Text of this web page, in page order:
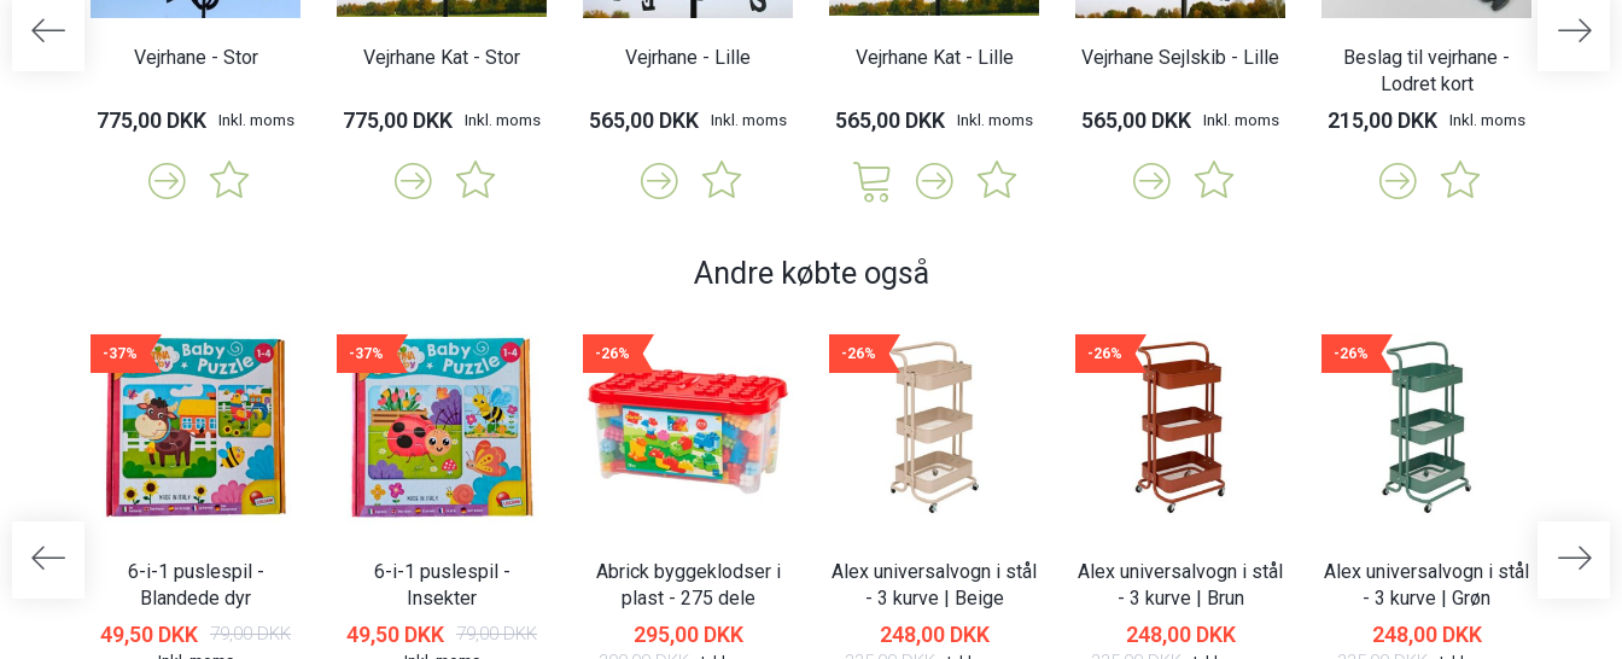
Vejrhane - Stor
775,00 DKK Inkl. moms
Vejrhane Kat - Stor
775,00 DKK Inkl. moms
Vejrhane - Lille
565,00 DKK Inkl. moms
Vejrhane Kat - Lille
565,00 DKK Inkl. moms
Vejrhane Sejlskib - Lille
565,00 DKK Inkl. moms
Beslag til vejrhane -
Lodret kort
215,00 DKK Inkl. moms
Andre købte også
-37%
6-i-1 puslespil -
Blandede dyr
49,50 DKK 79,00 DKK
-37%
6-i-1 puslespil -
Insekter
49,50 DKK 79,00 DKK
-26%
Abrick byggeklodser i
plast - 275 dele
295,00 DKK
-26%
Alex universalvogn i stål
- 3 kurve | Beige
248,00 DKK
-26%
Alex universalvogn i stål
- 3 kurve | Brun
248,00 DKK
-26%
Alex universalvogn i stål
- 3 kurve | Grøn
248,00 DKK
Alex